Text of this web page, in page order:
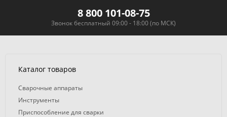
8 800 101-08-75
Звонок бесплатный 09:00 - 18:00 (по МСК)
Каталог товаров
Сварочные аппараты
Инструменты
Приспособление для сварки